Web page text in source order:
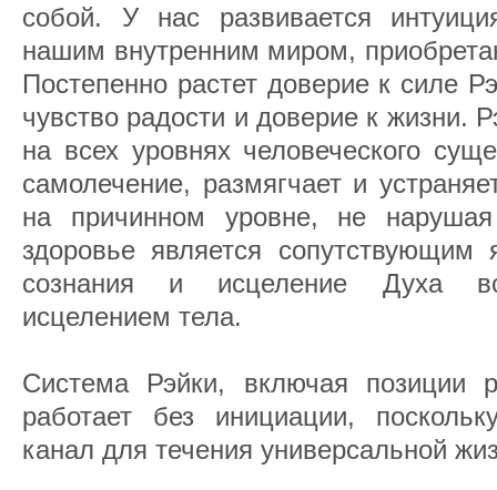
собой. У нас развивается
нашим внутренним миром,
Постепенно растет доверие к силе
чувство радости и доверие к жизни.
на всех уровнях человеческого
самолечение, размягчает и
на причинном уровне, не нарушая
здоровье является сопутствующим
сознания и исцеление Духа
исцелением тела.
Система Рэйки, включая
работает без инициации,
канал для течения универсальной